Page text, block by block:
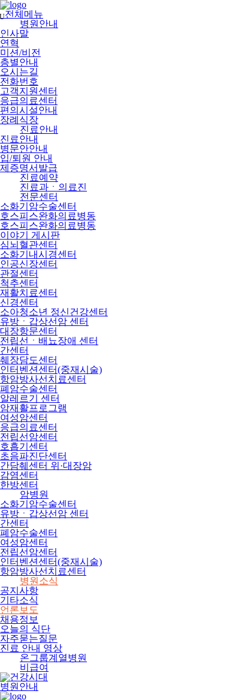
메
뉴
너
뛰
기
전체메뉴
병원안내
인사말
연혁
미션/비전
층별안내
오시는길
전화번호
고객지원센터
응급의료센터
편의시설안내
장례식장
진료안내
진료안내
병문안안내
입/퇴원 안내
제증명서발급
진료예약
진료과ㆍ의료진
전문센터
소화기암수술센터
호스피스완화의료병동
호스피스완화의료병동
이야기 게시판
심뇌혈관센터
소화기내시경센터
인공신장센터
관절센터
척추센터
재활치료센터
신경센터
소아청소년 정신건강센터
유방ㆍ갑상선암 센터
대장항문센터
전립선ㆍ배뇨장애 센터
간센터
췌장담도센터
인터벤션센터(중재시술)
항암방사선치료센터
폐암수술센터
알레르기 센터
암재활프로그램
여성암센터
응급의료센터
전립선암센터
호흡기센터
초음파진단센터
간담췌센터 위·대장암
감염센터
한방센터
암병원
소화기암수술센터
유방ㆍ갑상선암 센터
간센터
폐암수술센터
여성암센터
전립선암센터
인터벤션센터(중재시술)
항암방사선치료센터
병원소식
공지사항
기타소식
언론보도
채용정보
오늘의 식단
자주묻는질문
진료 안내 영상
온그룹계열병원
비급여
병원안내